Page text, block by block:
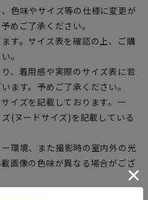
色味やサイズ等の仕様に変更が
めご了承ください。
す。サイズ表を確認の上、ご購
。
、着用感や実際のサイズ表に若
ます。予めご了承ください。
イズを記載しております。一
(ヌードサイズ)を記載している
環境、また撮影時の室内外の光
画像の色味が異なる場合がござ